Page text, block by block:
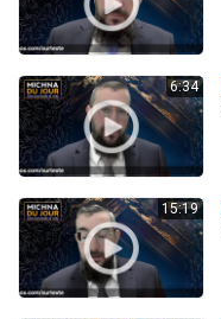
6:34
15:19